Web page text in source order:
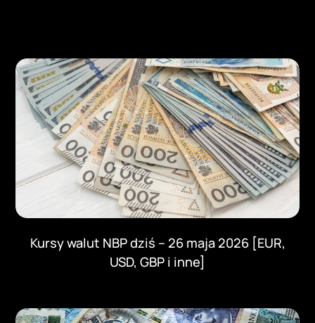
Kursy walut NBP dziś – 26 maja 2026 [EUR,
USD, GBP i inne]